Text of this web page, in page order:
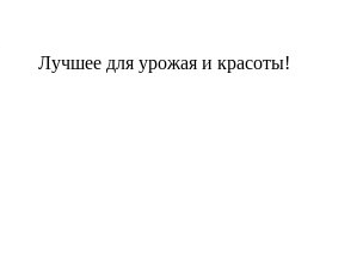
Лучшее для урожая и красоты!